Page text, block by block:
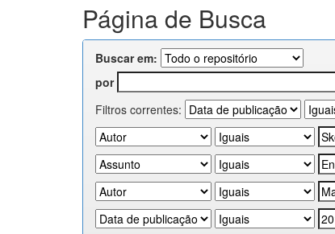
Página de Busca
Buscar em:
por
Filtros correntes: